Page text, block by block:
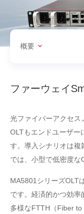
概要
ファーウェイ
光ファイバーアクセス
OLTもエンドユーザー
す。導入シナリオは複
では、小型で低密度な
MA5801シリーズOLT
です。経済的かつ効率
多様なFTTH（Fiber to